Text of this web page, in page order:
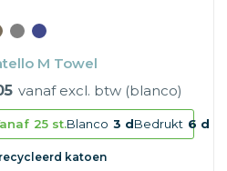
M Towel
vanaf excl. btw (blanco)
25 st.Blanco 3 dBedrukt 6 d
katoen